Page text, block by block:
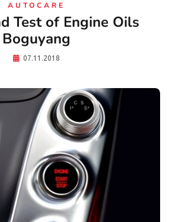
AUTOCARE
Test of Engine Oils
Boguyang
07.11.2018